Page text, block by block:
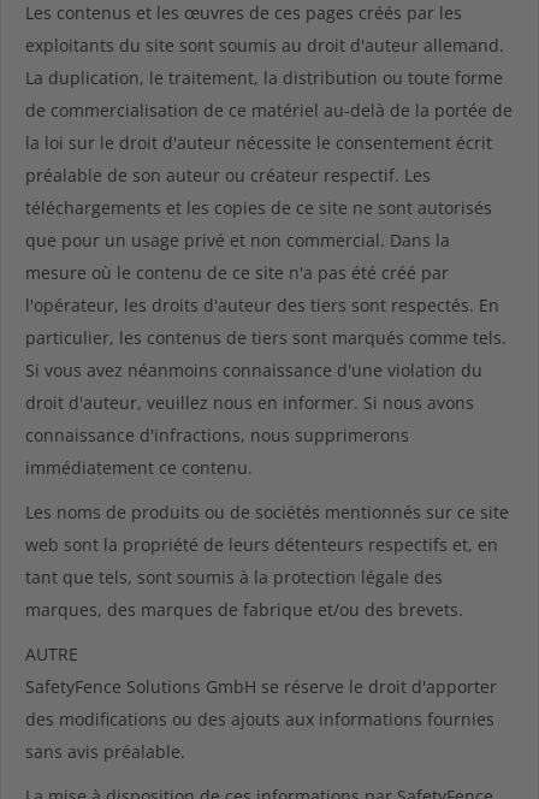
Les contenus et les œuvres de ces pages créés par les
exploitants du site sont soumis au droit d'auteur allemand.
La duplication, le traitement, la distribution ou toute forme
de commercialisation de ce matériel au-delà de la portée de
la loi sur le droit d'auteur nécessite le consentement écrit
préalable de son auteur ou créateur respectif. Les
téléchargements et les copies de ce site ne sont autorisés
que pour un usage privé et non commercial. Dans la
mesure où le contenu de ce site n'a pas été créé par
l'opérateur, les droits d'auteur des tiers sont respectés. En
particulier, les contenus de tiers sont marqués comme tels.
Si vous avez néanmoins connaissance d'une violation du
droit d'auteur, veuillez nous en informer. Si nous avons
connaissance d'infractions, nous supprimerons
immédiatement ce contenu.
Les noms de produits ou de sociétés mentionnés sur ce site
web sont la propriété de leurs détenteurs respectifs et, en
tant que tels, sont soumis à la protection légale des
marques, des marques de fabrique et/ou des brevets.
AUTRE
SafetyFence Solutions GmbH se réserve le droit d'apporter
des modifications ou des ajouts aux informations fournies
sans avis préalable.